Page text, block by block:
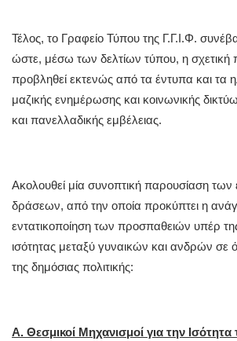
Τέλος, το Γραφείο Τύπου της Γ.Γ.Ι.Φ.
ώστε, μέσω των δελτίων τύπου, η σχετική
προβληθεί εκτενώς από τα έντυπα και τα
μαζικής ενημέρωσης και κοινωνικής
και πανελλαδικής εμβέλειας.
Ακολουθεί μία συνοπτική παρουσίαση των
δράσεων, από την οποία προκύπτει η
εντατικοποίηση των προσπαθειών υπέρ
ισότητας μεταξύ γυναικών και ανδρών σε
της δημόσιας πολιτικής:
Α. Θεσμικοί Μηχανισμοί για την